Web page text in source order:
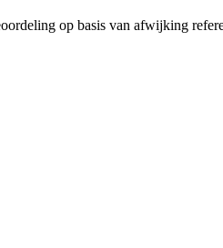
op basis van afwijking